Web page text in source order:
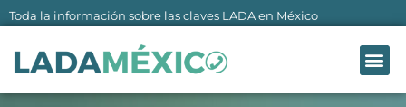
al
contenido
Toda la información sobre las claves LADA en México